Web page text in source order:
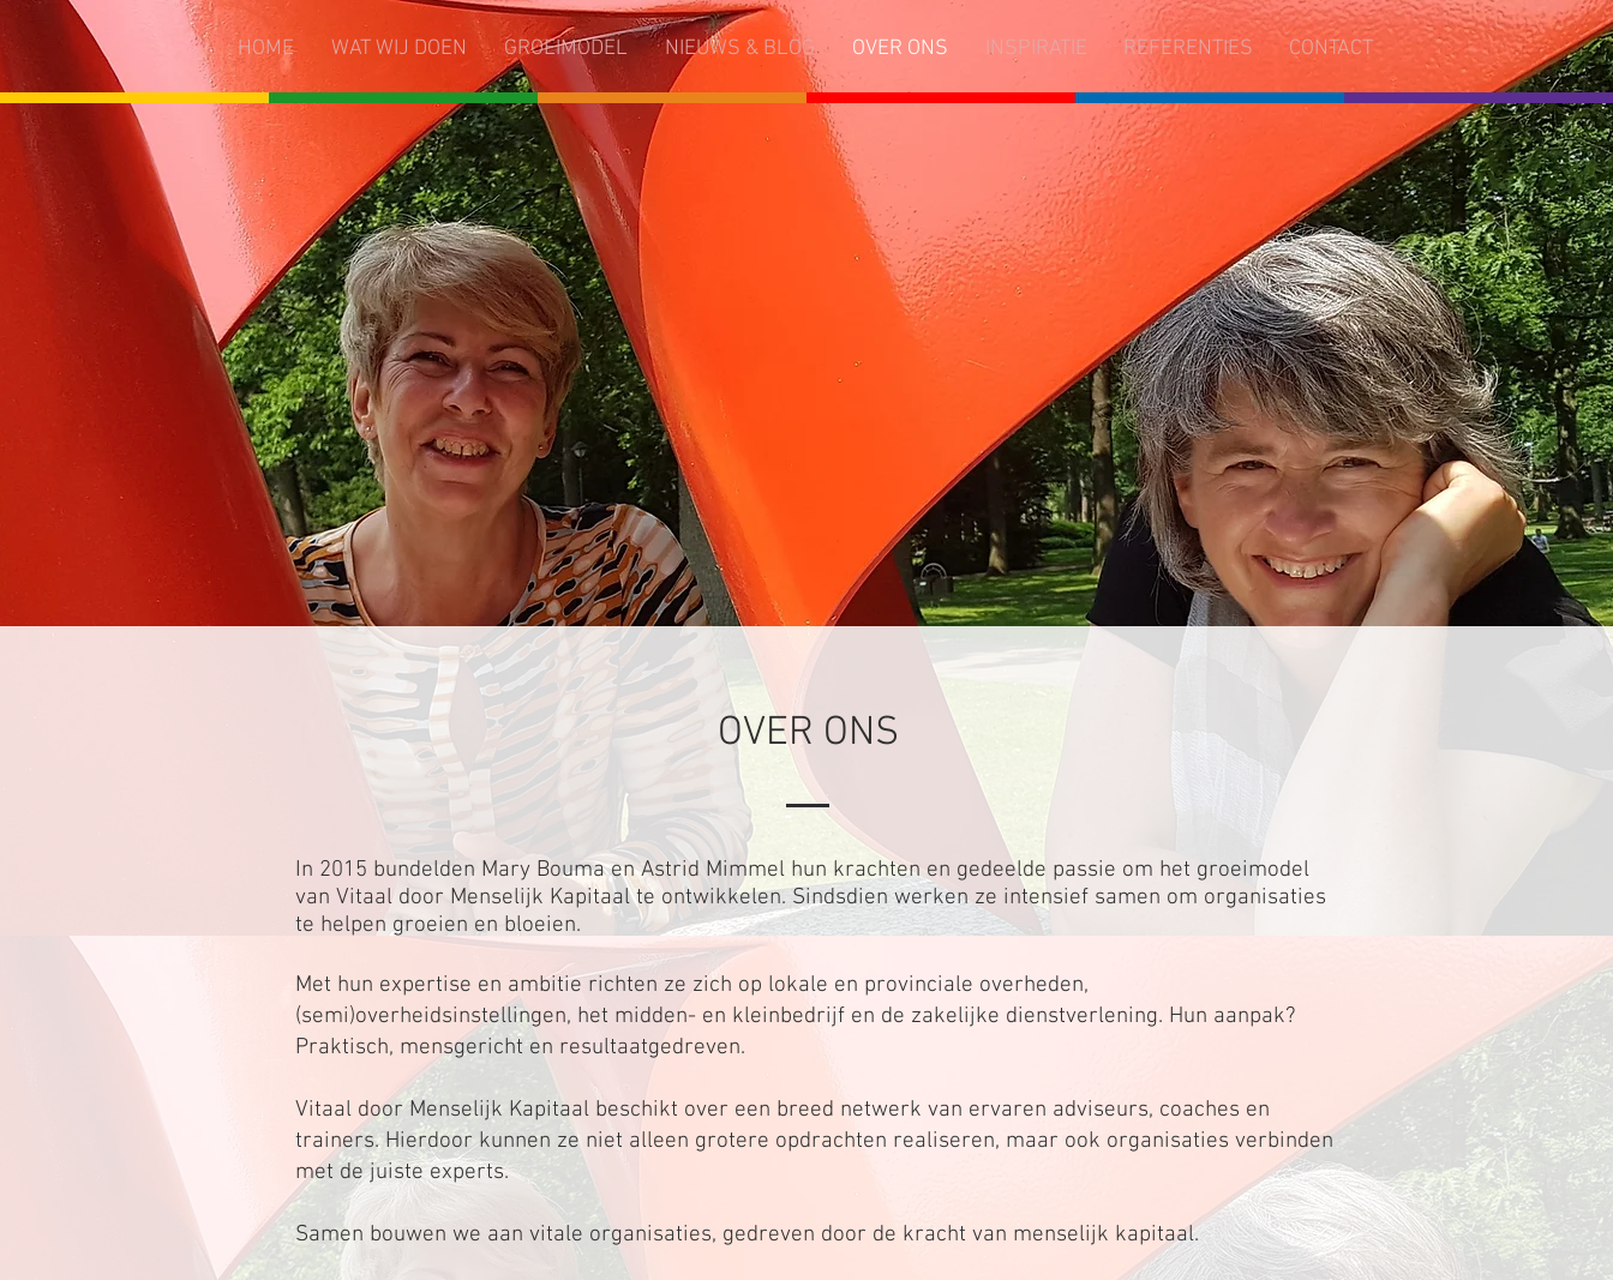
HOME WAT WIJ DOEN GROEIMODEL NIEUWS & BLOG OVER ONS INSPIRATIE REFERENTIES CONTACT
OVER ONS
In 2015 bundelden Mary Bouma en Astrid Mimmel hun krachten en gedeelde passie om het groeimodel
van Vitaal door Menselijk Kapitaal te ontwikkelen. Sindsdien werken ze intensief samen om organisaties
te helpen groeien en bloeien.
Met hun expertise en ambitie richten ze zich op lokale en provinciale overheden,
(semi)overheidsinstellingen, het midden- en kleinbedrijf en de zakelijke dienstverlening. Hun aanpak?
Praktisch, mensgericht en resultaatgedreven.
Vitaal door Menselijk Kapitaal beschikt over een breed netwerk van ervaren adviseurs, coaches en
trainers. Hierdoor kunnen ze niet alleen grotere opdrachten realiseren, maar ook organisaties verbinden
met de juiste experts.
Samen bouwen we aan vitale organisaties, gedreven door de kracht van menselijk kapitaal.